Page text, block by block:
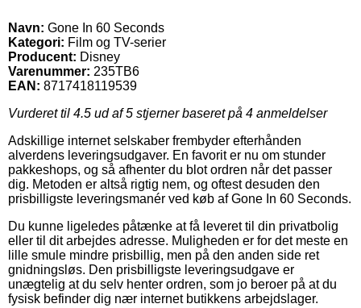
Navn: Gone In 60 Seconds
Kategori: Film og TV-serier
Producent: Disney
Varenummer: 235TB6
EAN: 8717418119539
Vurderet til 4.5 ud af 5 stjerner baseret på 4 anmeldelser
Adskillige internet selskaber frembyder efterhånden
alverdens leveringsudgaver. En favorit er nu om stunder
pakkeshops, og så afhenter du blot ordren når det passer
dig. Metoden er altså rigtig nem, og oftest desuden den
prisbilligste leveringsmanér ved køb af Gone In 60 Seconds.
Du kunne ligeledes påtænke at få leveret til din privatbolig
eller til dit arbejdes adresse. Muligheden er for det meste en
lille smule mindre prisbillig, men på den anden side ret
gnidningsløs. Den prisbilligste leveringsudgave er
unægtelig at du selv henter ordren, som jo beroer på at du
fysisk befinder dig nær internet butikkens arbejdslager.